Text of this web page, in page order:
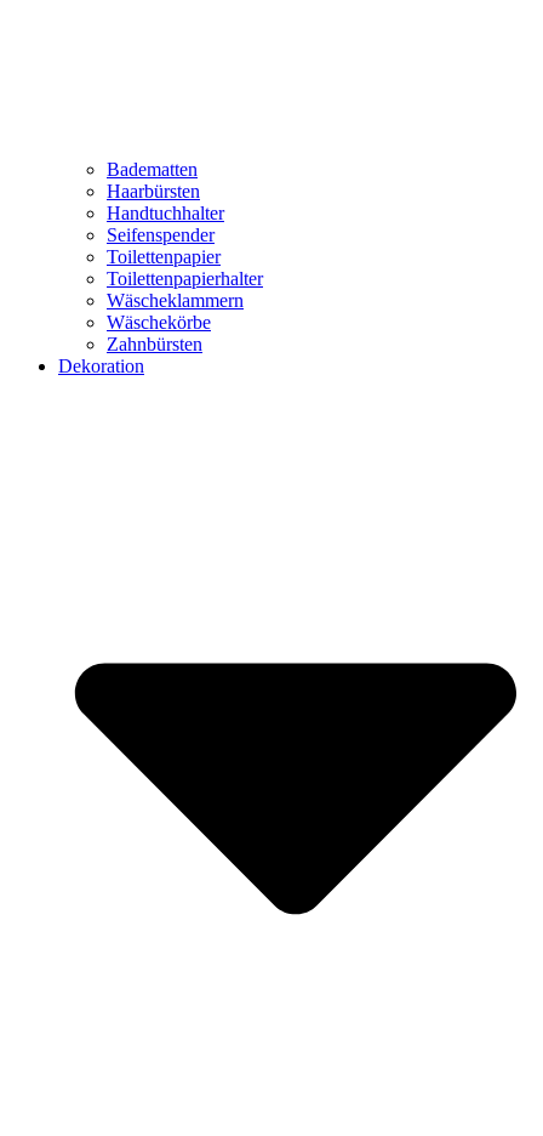
Badematten
Haarbürsten
Handtuchhalter
Seifenspender
Toilettenpapier
Toilettenpapierhalter
Wäscheklammern
Wäschekörbe
Zahnbürsten
Dekoration